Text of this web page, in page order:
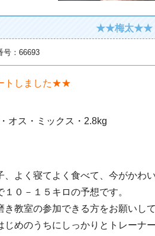
★★梅太★★
号：66693
トしました★★
オス・ミックス・2.8kg
、よく寝てよく食べて、今がかわ
０－１５キロの予想です。
教室の参加できる方をお願いして
じめのうちにしっかりとトレーナ